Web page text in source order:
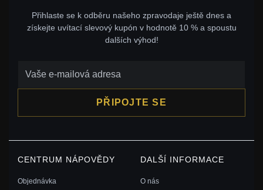
Přihlaste se k odběru našeho zpravodaje ještě dnes a
získejte uvítací slevový kupón v hodnotě 10 % a spoustu
dalších výhod!
PŘIPOJTE SE
CENTRUM NÁPOVĚDY
Objednávka
DALŠÍ INFORMACE
O nás